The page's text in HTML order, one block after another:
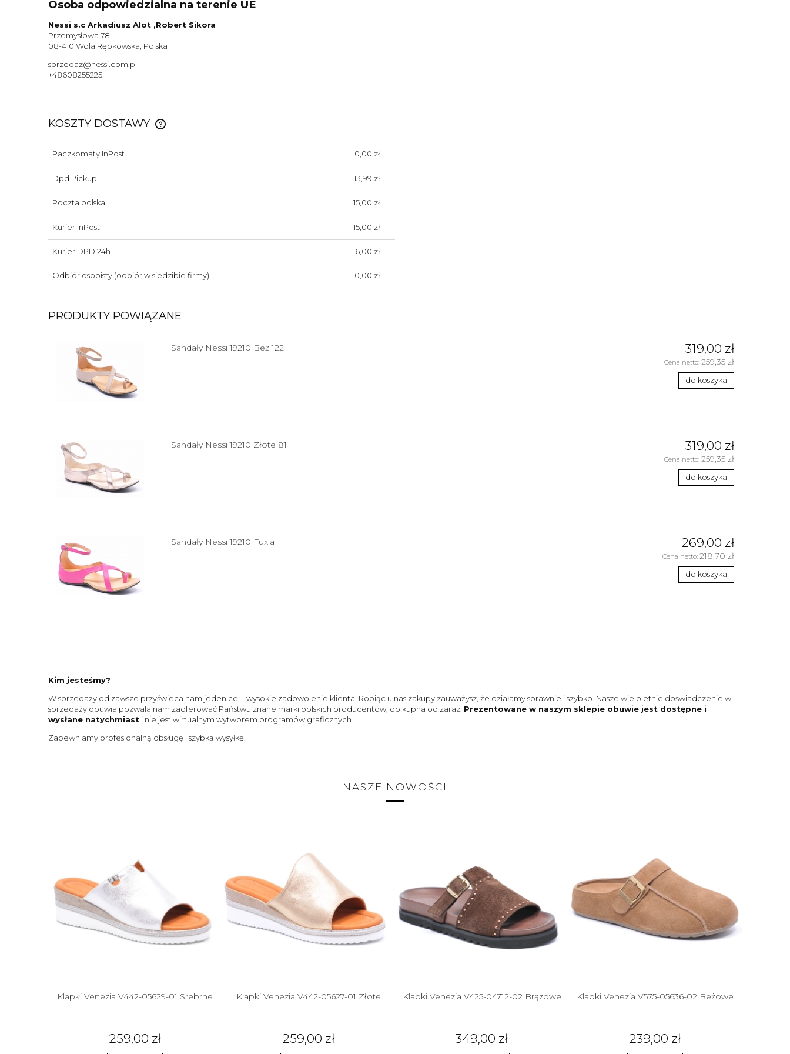
Osoba odpowiedzialna na terenie UE
Nessi s.c Arkadiusz Alot ,Robert Sikora
Przemysłowa 78
08-410 Wola Rębkowska, Polska
sprzedaz@nessi.com.pl
+48608255225
KOSZTY DOSTAWY
KOSZTÓW PŁATNOŚCI
Paczkomaty InPost 0,00 zł
Dpd Pickup 13,99 zł
Poczta polska 15,00 zł
Kurier InPost 15,00 zł
Kurier DPD 24h 16,00 zł
Odbiór osobisty(odbiór w siedzibie firmy) 0,00 zł
PRODUKTY POWIĄZANE
Sandały Nessi 19210 Beż 122 319,00 zł
Cena netto: 259,35 zł
do koszyka
Sandały Nessi 19210 Złote 81 319,00 zł
Cena netto: 259,35 zł
do koszyka
Sandały Nessi 19210 Fuxia 269,00 zł
Cena netto: 218,70 zł
do koszyka
Kim jesteśmy?
W sprzedaży od zawsze przyświeca nam jeden cel - wysokie zadowolenie klienta. Robiąc u nas zakupy zauważysz, że działamy sprawnie i szybko. Nasze wieloletnie doświadczenie w
sprzedaży obuwia pozwala nam zaoferować Państwu znane marki polskich producentów, do kupna od zaraz. Prezentowane w naszym sklepie obuwie jest dostępne i
wysłane natychmiast i nie jest wirtualnym wytworem programów graficznych.
Zapewniamy profesjonalną obsługę i szybką wysyłkę.
NASZE NOWOŚCI
Klapki Venezia V442-05629-01 Srebrne
259,00 zł
Klapki Venezia V442-05627-01 Złote
259,00 zł
Klapki Venezia V425-04712-02 Brązowe
349,00 zł
Klapki Venezia V575-05636-02 Beżowe
239,00 zł